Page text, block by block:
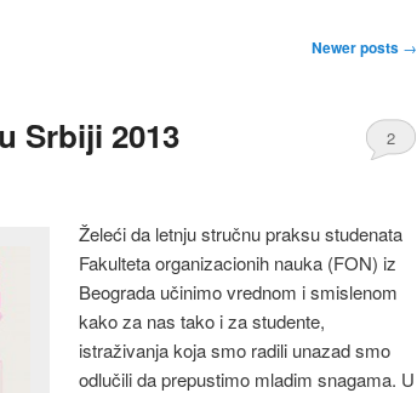
Newer posts →
Srbiji 2013 2
Želeći da letnju stručnu praksu studenata
Fakulteta organizacionih nauka (FON) iz
Beograda učinimo vrednom i smislenom
kako za nas tako i za studente,
istraživanja koja smo radili unazad smo
odlučili da prepustimo mladim snagama. U